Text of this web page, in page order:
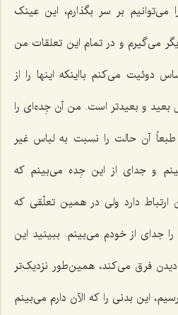
مى‌توانیم بر سر بگذارم، این عینک
می‌گیرم و در تمام این تعلقات من
دوئیت مى‌کنم بااینکه اینها را از
بعید و بعیدتر است. من آن جِده‌اى را
آن حالت را نسبت به لباس غیر
و جداى از این جِده مى‌بینم که
دارد ولى در همین تعلّقى که
جداى از خودم مى‌بینم. ببینید این
فرق مى‌کند، همین‌طور نزدیک‌تر
این بدنى را که الآن دارم مى‌بینم